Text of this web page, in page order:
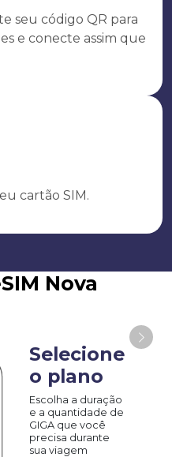
seu código QR para
e conecte assim que
cartão SIM.
Nova
Selecione
o plano
Escolha a duração
e a quantidade de
GIGA que você
precisa durante
sua viagem